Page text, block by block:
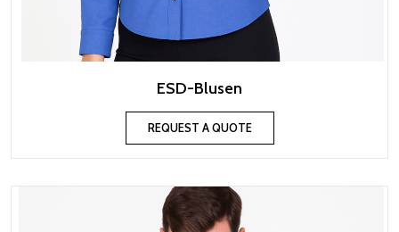
ESD-Blusen
REQUEST A QUOTE